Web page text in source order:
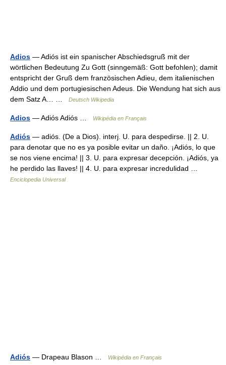
Adios — Adiós ist ein spanischer Abschiedsgruß mit der
wörtlichen Bedeutung Zu Gott (sinngemäß: Gott befohlen); damit
entspricht der Gruß dem französischen Adieu, dem italienischen
Addio und dem portugiesischen Adeus. Die Wendung hat sich aus
dem Satz A… …
Deutsch Wikipedia
Adios — Adiós Adiós … Wikipédia en Français
Adiós — adiós. (De a Dios). interj. U. para despedirse. || 2. U.
para denotar que no es ya posible evitar un daño. ¡Adiós, lo que
se nos viene encima! || 3. U. para expresar decepción. ¡Adiós, ya
he perdido las llaves! || 4. U. para expresar incredulidad …
Enciclopedia Universal
Adiós — Drapeau Blason … Wikipédia en Français